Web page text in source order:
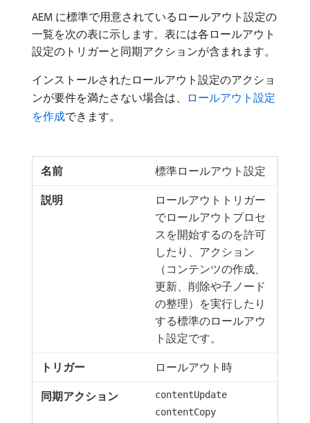
AEM に標準で用意されているロールアウト設定の
一覧を次の表に示します。表には各ロールアウト
設定のトリガーと同期アクションが含まれます。
インストールされたロールアウト設定のアクショ
ンが要件を満たさない場合は、
ロールアウト設定
を作成できます。
標準ロールアウト設定
ロールアウトトリガー
でロールアウトプロセ
スを開始するのを許可
したり、アクション
（コンテンツの作成、
更新、削除や子ノード
の整理）を実行したり
する標準のロールアウ
ト設定です。
ロールアウト時
contentUpdate
contentCopy